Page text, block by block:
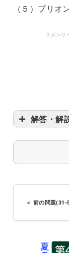
（５）プリオ
スポンサ
解答・解
〇
＜ 前の問題(31-